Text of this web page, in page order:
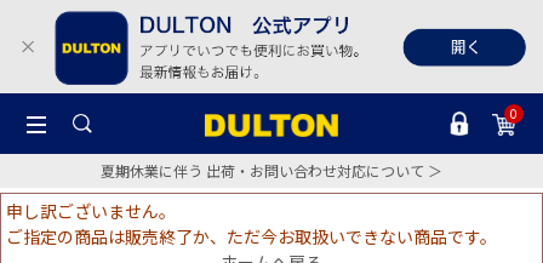
0
夏期休業に伴う 出荷・お問い合わせ対応について ＞
申し訳ございません。
ご指定の商品は販売終了か、ただ今お取扱いできない商品です。